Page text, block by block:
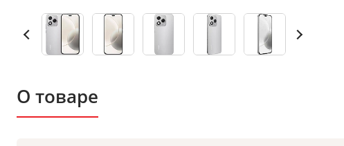
О товаре